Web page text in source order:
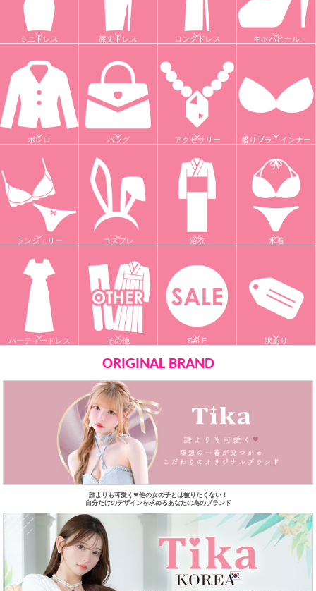
ミニドレス 膝丈ドレス ロングドレス キャバヒール
ボレロ バッグ アクセサリー 盛りブラ・インナー
ランジェリー コスプレ 浴衣 水着
パーティードレス その他 SALE 訳あり
ORIGINAL BRAND
誰よりも可愛く❤︎他の女の子とは被りたくない！
自分だけのデザインを求めるあなたの為のブランド